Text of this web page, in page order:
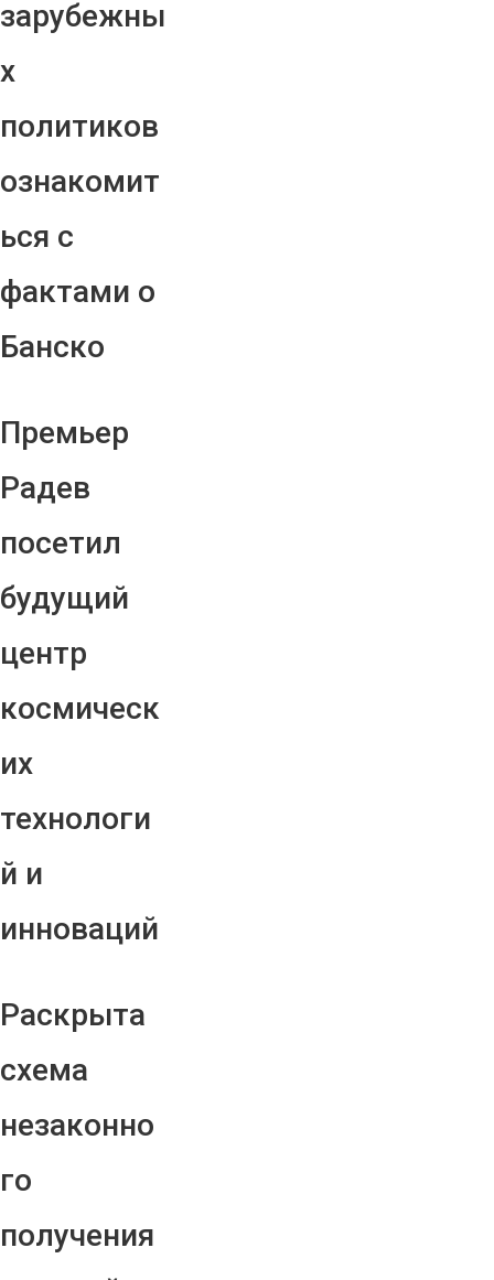
зарубежны
х
политиков
ознакомит
ься с
фактами о
Банско
Премьер
Радев
посетил
будущий
центр
космическ
их
технологи
й и
инноваций
Раскрыта
схема
незаконно
го
получения